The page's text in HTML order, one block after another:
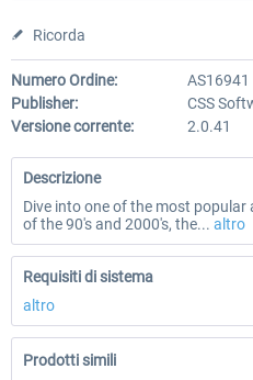
Ricorda
Numero Ordine:
AS16941
Publisher:
CSS
Versione corrente:
2.0.41
Descrizione
Dive into one of the most
of the 90's and 2000's, the... altro
Requisiti di sistema
altro
Prodotti simili